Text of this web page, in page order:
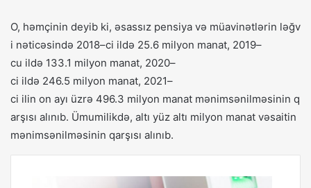
O, həmçinin deyib ki, əsassız pensiya və müavinətlərin ləğv
i nəticəsində 2018–ci ildə 25.6 milyon manat, 2019–
cu ildə 133.1 milyon manat, 2020–
ci ildə 246.5 milyon manat, 2021–
ci ilin on ayı üzrə 496.3 milyon manat mənimsənilməsinin q
arşısı alınıb. Ümumilikdə, altı yüz altı milyon manat vəsaitin
mənimsənilməsinin qarşısı alınıb.